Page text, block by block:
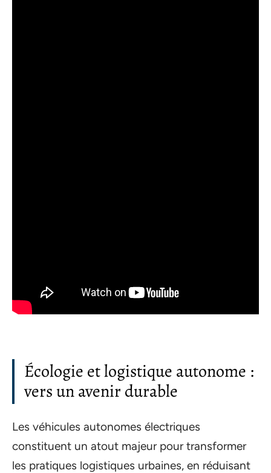
Écologie et logistique autonome :
vers un avenir durable
Les véhicules autonomes électriques
constituent un atout majeur pour transformer
les pratiques logistiques urbaines, en réduisant